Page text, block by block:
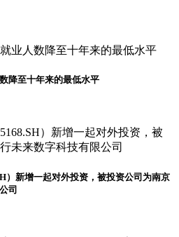
降至十年来的最低水平
）新增一起对外投资，被投资公司为南京
司